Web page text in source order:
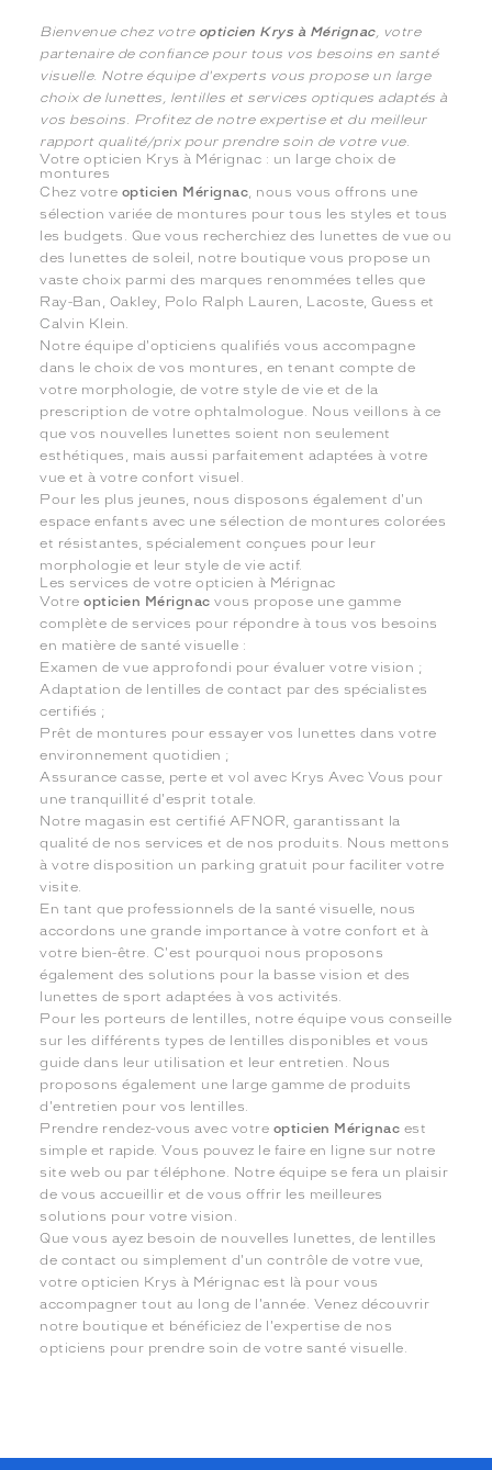
Bienvenue chez votre opticien Krys à Mérignac, votre
partenaire de confiance pour tous vos besoins en santé
visuelle. Notre équipe d'experts vous propose un large
choix de lunettes, lentilles et services optiques adaptés à
vos besoins. Profitez de notre expertise et du meilleur
rapport qualité/prix pour prendre soin de votre vue.
Votre opticien Krys à Mérignac : un large choix de
montures
Chez votre opticien Mérignac , nous vous offrons une
sélection variée de montures pour tous les styles et tous
les budgets. Que vous recherchiez des lunettes de vue ou
des lunettes de soleil, notre boutique vous propose un
vaste choix parmi des marques renommées telles que
Ray-Ban, Oakley, Polo Ralph Lauren, Lacoste, Guess et
Calvin Klein.
Notre équipe d'opticiens qualifiés vous accompagne
dans le choix de vos montures, en tenant compte de
votre morphologie, de votre style de vie et de la
prescription de votre ophtalmologue. Nous veillons à ce
que vos nouvelles lunettes soient non seulement
esthétiques, mais aussi parfaitement adaptées à votre
vue et à votre confort visuel.
Pour les plus jeunes, nous disposons également d'un
espace enfants avec une sélection de montures colorées
et résistantes, spécialement conçues pour leur
morphologie et leur style de vie actif.
Les services de votre opticien à Mérignac
Votreopticien Mérignac vous propose une gamme
complète de services pour répondre à tous vos besoins
en matière de santé visuelle :
Examen de vue approfondi pour évaluer votre vision ;
Adaptation de lentilles de contact par des spécialistes
certifiés ;
Prêt de montures pour essayer vos lunettes dans votre
environnement quotidien ;
Assurance casse, perte et vol avec Krys Avec Vous pour
une tranquillité d'esprit totale.
Notre magasin est certifié AFNOR, garantissant la
qualité de nos services et de nos produits. Nous mettons
à votre disposition un parking gratuit pour faciliter votre
visite.
En tant que professionnels de la santé visuelle, nous
accordons une grande importance à votre confort et à
votre bien-être. C'est pourquoi nous proposons
également des solutions pour la basse vision et des
lunettes de sport adaptées à vos activités.
Pour les porteurs de lentilles, notre équipe vous conseille
sur les différents types de lentilles disponibles et vous
guide dans leur utilisation et leur entretien. Nous
proposons également une large gamme de produits
d'entretien pour vos lentilles.
Prendre rendez-vous avec votre opticien Mérignac est
simple et rapide. Vous pouvez le faire en ligne sur notre
site web ou par téléphone. Notre équipe se fera un plaisir
de vous accueillir et de vous offrir les meilleures
solutions pour votre vision.
Que vous ayez besoin de nouvelles lunettes, de lentilles
de contact ou simplement d'un contrôle de votre vue,
votre opticien Krys à Mérignac est là pour vous
accompagner tout au long de l'année. Venez découvrir
notre boutique et bénéficiez de l'expertise de nos
opticiens pour prendre soin de votre santé visuelle.